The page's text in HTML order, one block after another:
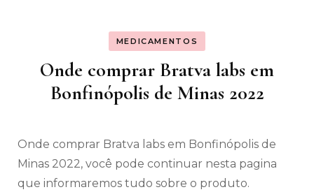
MEDICAMENTOS
Onde comprar Bratva labs em
Bonfinópolis de Minas 2022
Onde comprar Bratva labs em Bonfinópolis de
Minas 2022, você pode continuar nesta pagina
que informaremos tudo sobre o produto.